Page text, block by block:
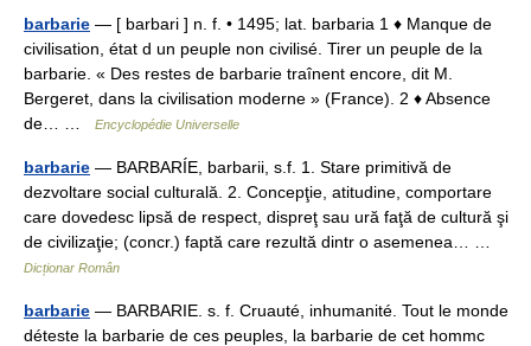
barbarie — [ barbari ] n. f. • 1495; lat. barbaria 1 ♦ Manque de
civilisation, état d un peuple non civilisé. Tirer un peuple de la
barbarie. « Des restes de barbarie traînent encore, dit M.
Bergeret, dans la civilisation moderne » (France). 2 ♦ Absence
de… …
Encyclopédie Universelle
barbarie — BARBARÍE, barbarii, s.f. 1. Stare primitivă de
dezvoltare social culturală. 2. Concepţie, atitudine, comportare
care dovedesc lipsă de respect, dispreţ sau ură faţă de cultură şi
de civilizaţie; (concr.) faptă care rezultă dintr o asemenea… …
Dicționar Român
barbarie — BARBARIE. s. f. Cruauté, inhumanité. Tout le monde
déteste la barbarie de ces peuples, la barbarie de cet hommc